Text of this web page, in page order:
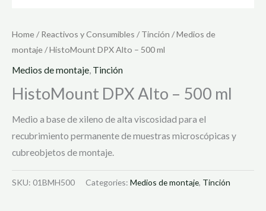
Home/Reactivos y Consumibles /Tinción /Medios de
montaje/ HistoMount DPX Alto – 500 ml
Medios de montaje, Tinción
HistoMount DPX Alto – 500 ml
Medio a base de xileno de alta viscosidad para el
recubrimiento permanente de muestras microscópicas y
cubreobjetos de montaje.
SKU: 01BMH500 Categories: Medios de montaje, Tinción